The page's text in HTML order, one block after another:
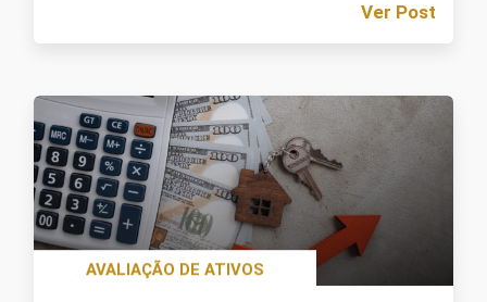
Ver Post
AVALIAÇÃO DE ATIVOS